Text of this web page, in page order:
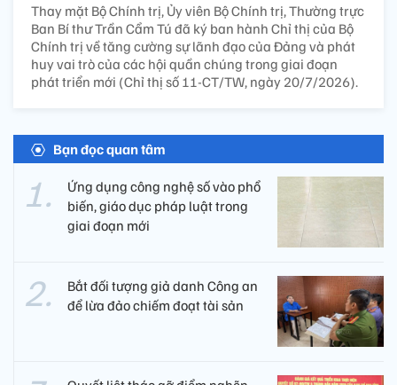
Thay mặt Bộ Chính trị, Ủy viên Bộ Chính trị, Thường trực
Ban Bí thư Trần Cẩm Tú đã ký ban hành Chỉ thị của Bộ
Chính trị về tăng cường sự lãnh đạo của Đảng và phát
huy vai trò của các hội quần chúng trong giai đoạn
phát triển mới (Chỉ thị số 11-CT/TW, ngày 20/7/2026).
Bạn đọc quan tâm
Ứng dụng công nghệ số vào phổ
biến, giáo dục pháp luật trong
giai đoạn mới
Bắt đối tượng giả danh Công an
để lừa đảo chiếm đoạt tài sản